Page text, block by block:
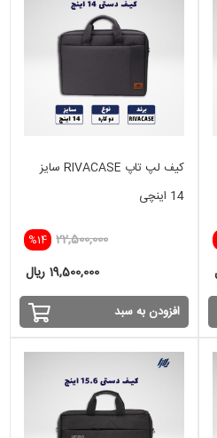
کیف لپ تاپ RIVACASE سایز
14 اینچی
%14 22,500,000
19,500,000 ریال
افزودن به سبد